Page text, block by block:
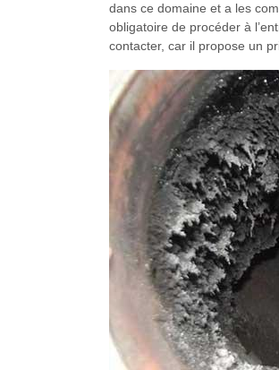
dans ce domaine et a les
obligatoire de procéder à
contacter, car il propose un